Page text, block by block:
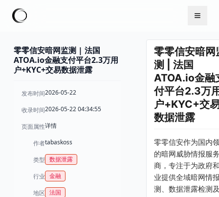
零零信安暗网监测 | 法国
ATOA.io金融支付平台2.3万用
户+KYC+交易数据泄露
发布时间2026-05-22
收录时间2026-05-22 04:34:55
页面属性详情
作者tabaskoss
类型 数据泄露
行业 金融
地区 法国
零零信安暗网
测 | 法国
ATOA.io金融
付平台2.3万
户+KYC+交
数据泄露
零零信安作为国内
的暗网威胁情报服
商，专注于为政府
业提供全域暗网情
测、数据泄露检测